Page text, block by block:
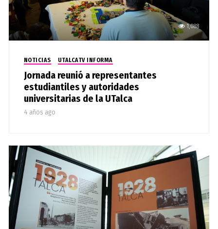
1,088
NOTICIAS UTALCATV INFORMA
Jornada reunió a representantes
estudiantiles y autoridades
universitarias de la UTalca
4 años ago